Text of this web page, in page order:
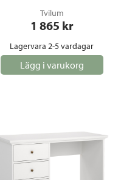
Tvilum
1 865 kr
Lagervara 2-5 vardagar
Lägg i varukorg